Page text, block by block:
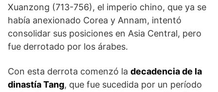
Xuanzong (713-756), el imperio chino, que ya se
había anexionado Corea y Annam, intentó
consolidar sus posiciones en Asia Central, pero
fue derrotado por los árabes.
Con esta derrota comenzó la decadencia de la
dinastía Tang, que fue sucedida por un período